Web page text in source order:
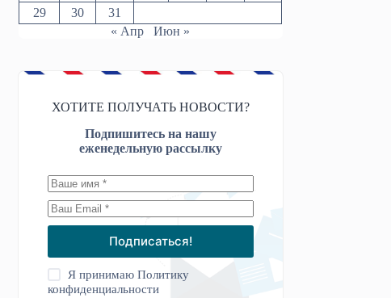
29
30
31
« Апр
Июн »
ХОТИТЕ ПОЛУЧАТЬ НОВОСТИ?
Подпишитесь на нашу
еженедельную рассылку
Подписаться!
Я принимаюПолитику
конфиденциальности